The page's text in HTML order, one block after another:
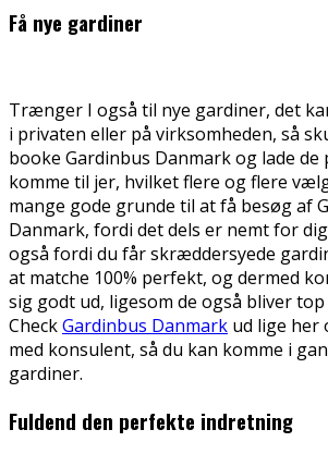
Få nye gardiner
Trænger I også til nye gardiner, det
i privaten eller på virksomheden, så
booke Gardinbus Danmark og lade
komme til jer, hvilket flere og flere
mange gode grunde til at få besøg af
Danmark, fordi det dels er nemt for
også fordi du får skræddersyede
at matche 100% perfekt, og dermed
sig godt ud, ligesom de også bliver
CheckGardinbus Danmark ud lige her
med konsulent, så du kan komme i
gardiner.
Fuldend den perfekte indretning